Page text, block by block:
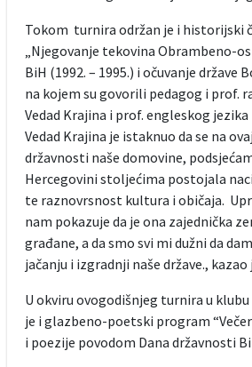
Tokom turnira održan je i historijski
„Njegovanje tekovina Obrambeno-
BiH (1992. – 1995.) i očuvanje države
na kojem su govorili pedagog i prof.
Vedad Krajina i prof. engleskog
Vedad Krajina je istaknuo da se na
državnosti naše domovine,
Hercegovini stoljećima postojala
te raznovrsnost kultura i običaja.
nam pokazuje da je ona zajednička
građane, a da smo svi mi dužni da
jačanju i izgradnji naše države., kazao
U okviru ovogodišnjeg turnira u klubu
je i glazbeno-poetski program
i poezije povodom Dana državnosti